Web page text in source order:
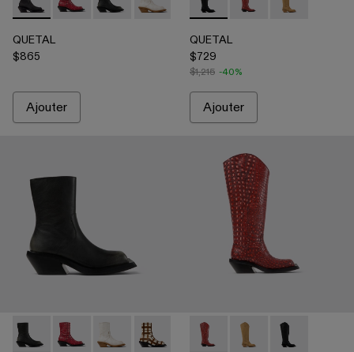
QUETAL - A700021-001 - Bottes en nubuck noir
QUETAL - A700021-008 - Red
QUETAL - A700021-007 - Multicolor
QUETAL - A700021-004 - Bottes
QUETAL - A700021-003 -
QUETAL - A700021-
QUETAL
$865
Ajouter
QUETAL - A700027-003 -
QUETAL -QUETAL -
QUETAL
$729
$1,215 -40%
Ajouter
QUETAL - A700021-007 - Multicolor
QUETAL - A700021-008 - Red
QUETAL - A700021-004 - Bottes blanches
QUETAL - A700021-003 - Bottes en
QUETAL - A700021-002 -
QUETAL - A700021-
QUETAL - A700027-005 -
QUETAL -QUETAL -